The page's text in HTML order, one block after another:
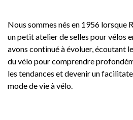
Nous sommes nés en 1956 lorsque
un petit atelier de selles pour vélos
avons continué à évoluer, écoutant
du vélo pour comprendre
les tendances et devenir un
mode de vie à vélo.